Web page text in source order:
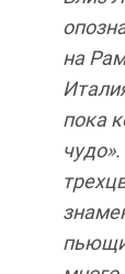
на
пока